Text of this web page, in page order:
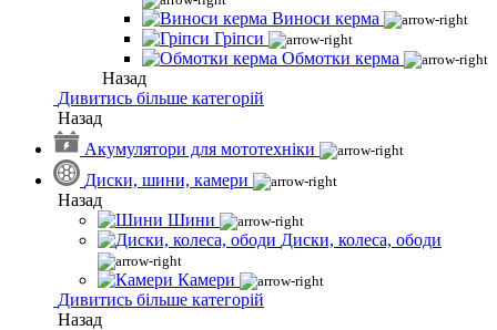
Виноси керма
Гріпси
Обмотки керма
Назад
Дивитись більше категорій
Назад
Акумулятори для мототехніки
Диски, шини, камери
Назад
Шини
Диски, колеса, ободи
Камери
Дивитись більше категорій
Назад